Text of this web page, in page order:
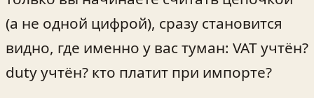
(а не одной цифрой), сразу становится
видно, где именно у вас туман: VAT учтён?
duty учтён? кто платит при импорте?